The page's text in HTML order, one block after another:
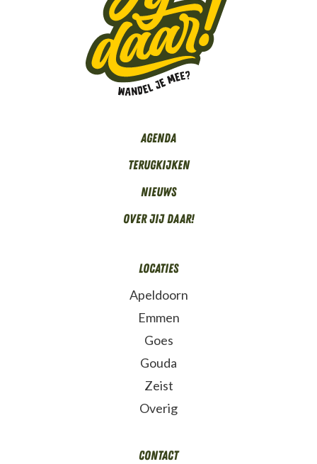
Agenda
Terugkijken
Nieuws
Over Jij daar!
Locaties
Apeldoorn
Emmen
Goes
Gouda
Zeist
Overig
Contact